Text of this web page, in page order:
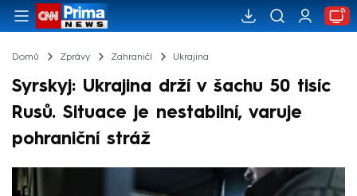
Domů Zprávy Zahraničí Ukrajina
Syrskyj: Ukrajina drží v šachu 50 tisíc
Rusů. Situace je nestabilní, varuje
pohraniční stráž